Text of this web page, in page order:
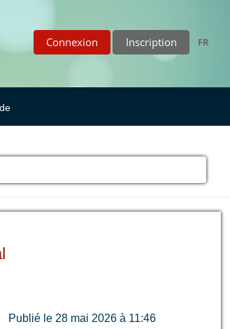
Connexion Inscription FR
Publié le 28 mai 2026 à 11:46